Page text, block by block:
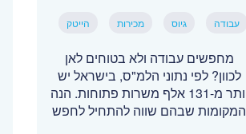
עבודה גיוס מכירות הייטק
מחפשים עבודה ולא בטוחים לאן
לכוון? לפי נתוני הלמ"ס, בישראל יש
יותר מ-131 אלף משרות פתוחות. הנה
המקומות שבהם שווה להתחיל לחפש